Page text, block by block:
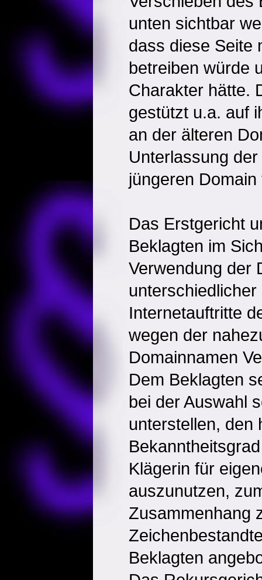
unten sichtbar
dass diese Seite
betreiben würde
Charakter hätte.
gestützt u.a. auf
an der älteren
Unterlassung
jüngeren Domain
Das Erstgericht
Beklagten im
Verwendung der
Internetauftritte
wegen der
Domainnamen
Dem Beklagten
bei der Auswahl
unterstellen, den
Klägerin für
auszunutzen,
Zusammenhang
Beklagten